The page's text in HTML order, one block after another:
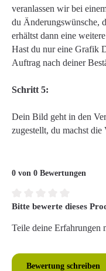
veranlassen wir bei
du Änderungswünsche,
erhältst dann eine
Hast du nur eine Grafik
Auftrag nach deiner
Schritt 5:
Dein Bild geht in den
zugestellt, du machst
0 von 0 Bewertungen
Durchschnittliche
Bitte bewerte dieses
Teile deine Erfahrungen
Bewertung schreiben